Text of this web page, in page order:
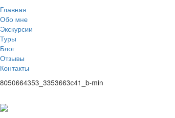
Главная
Обо мне
Экскурсии
Туры
Блог
Отзывы
Контакты
8050664353_3353663c41_b-min